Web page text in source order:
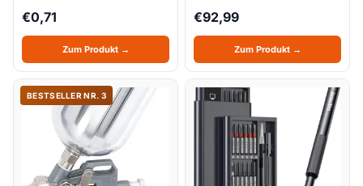
€0,71
Zum Produkt →
€92,99
Zum Produkt →
BESTSELLER NR. 3